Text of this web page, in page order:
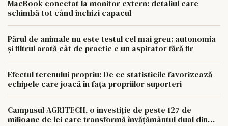
MacBook conectat la monitor extern: detaliul care
schimbă tot când închizi capacul
Părul de animale nu este testul cel mai greu: autonomia
și filtrul arată cât de practic e un aspirator fără fir
Efectul terenului propriu: De ce statisticile favorizează
echipele care joacă în fața propriilor suporteri
Campusul AGRITECH, o investiție de peste 127 de
milioane de lei care transformă învățământul dual din